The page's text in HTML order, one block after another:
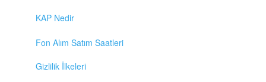
KAP Nedir
Fon Alım Satım Saatleri
Gizlilik İlkeleri